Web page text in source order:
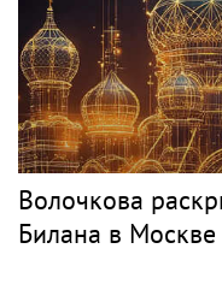
Волочкова
Билана в